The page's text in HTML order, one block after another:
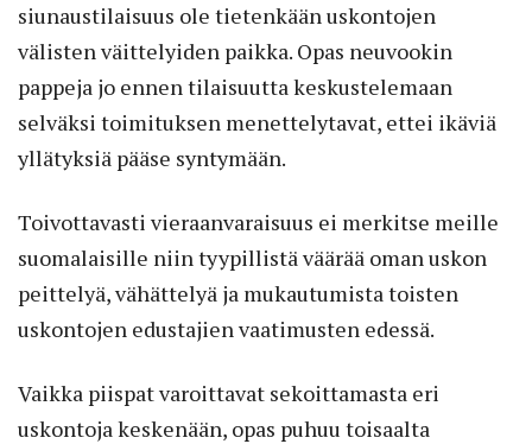
siunaustilaisuus ole tietenkään uskontojen
välisten väittelyiden paikka. Opas neuvookin
pappeja jo ennen tilaisuutta keskustelemaan
selväksi toimituksen menettelytavat, ettei ikäviä
yllätyksiä pääse syntymään.
Toivottavasti vieraanvaraisuus ei merkitse meille
suomalaisille niin tyypillistä väärää oman uskon
peittelyä, vähättelyä ja mukautumista toisten
uskontojen edustajien vaatimusten edessä.
Vaikka piispat varoittavat sekoittamasta eri
uskontoja keskenään, opas puhuu toisaalta